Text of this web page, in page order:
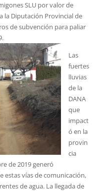
SLU por valor de
la Diputación Provincial de
de subvención para paliar
Las
fuertes
lluvias
de la
DANA
que
impact
ó en la
provin
cia
de 2019 generó
estas vías de comunicación,
de agua. La llegada de